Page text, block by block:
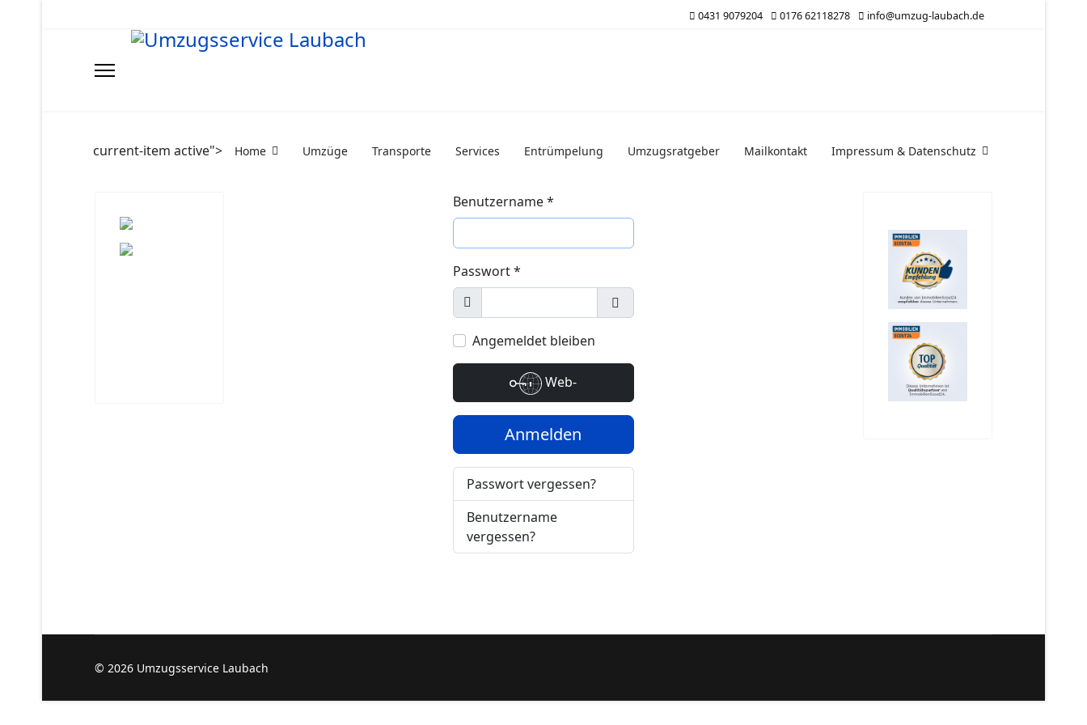
0431 9079204 0176 62118278 info@umzug-laubach.de
current-item active"> Home Umzüge Transporte Services Entrümpelung Umzugsratgeber Mailkontakt Impressum & Datenschutz
Benutzername*
Passwort*
Anzeigen
Passwort anzeigen
Angemeldet bleiben
Web-
Anmelden
Passwort vergessen?
Benutzername
vergessen?
© 2026 Umzugsservice Laubach